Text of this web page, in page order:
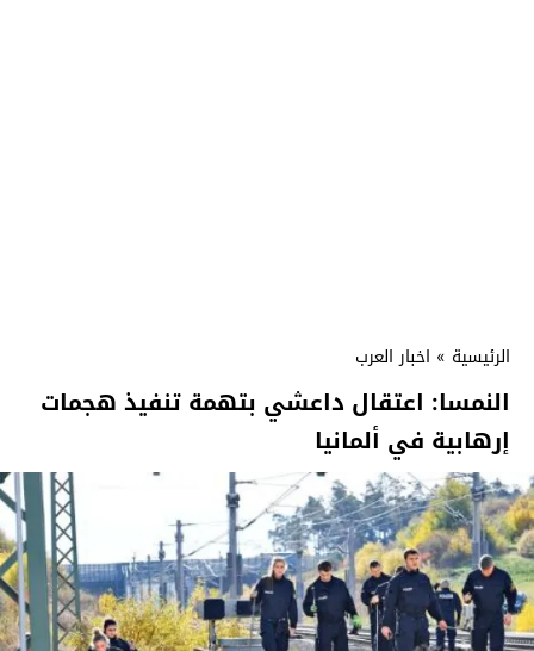
الرئيسية » اخبار العرب
النمسا: اعتقال داعشي بتهمة تنفيذ هجمات
إرهابية في ألمانيا